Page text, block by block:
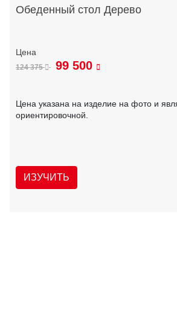
Обеденный стол Дерево
124 375 99 500
Цена указана на изделие на фото и
ориентировочной.
ИЗУЧИТЬ